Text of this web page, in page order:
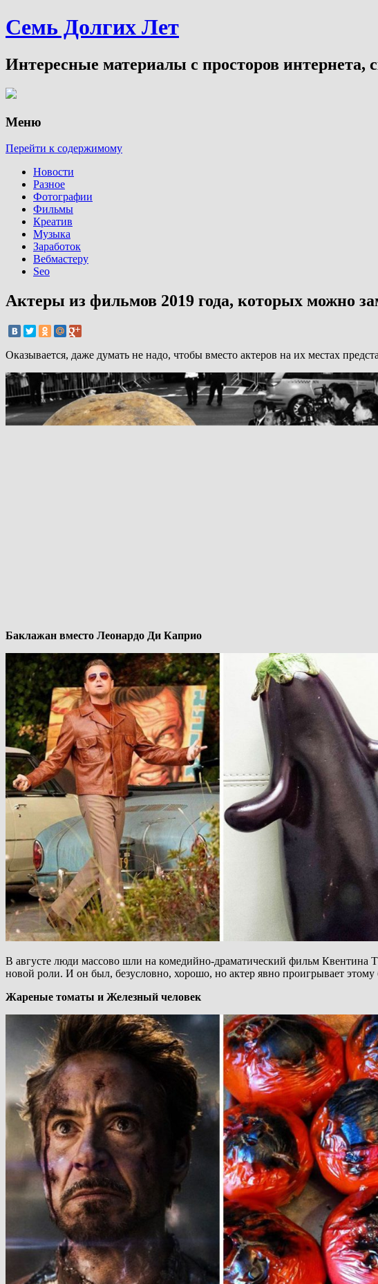
Семь Долгих Лет
Интересные материалы с просторов интернета,
Меню
Перейти к содержимому
Новости
Разное
Фотографии
Фильмы
Креатив
Музыка
Заработок
Вебмастеру
Seo
Актеры из фильмов 2019 года, которых можно
Оказывается, даже думать не надо, чтобы вместо актеров на их местах
Баклажан вместо Леонардо Ди Каприо
В августе люди массово шли на комедийно-драматический фильм
новой роли. И он был, безусловно, хорошо, но актер явно проигрывает этому
Жареные томаты и Железный человек